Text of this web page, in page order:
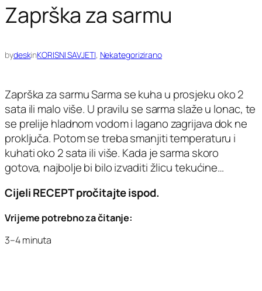
Zaprška za sarmu
bydeskinKORISNI SAVJETI, Nekategorizirano
Zaprška za sarmu Sarma se kuha u prosjeku oko 2
sata ili malo više. U pravilu se sarma slaže u lonac, te
se prelije hladnom vodom i lagano zagrijava dok ne
proključa. Potom se treba smanjiti temperaturu i
kuhati oko 2 sata ili više. Kada je sarma skoro
gotova, najbolje bi bilo izvaditi žlicu tekućine…
Cijeli RECEPT pročitajte ispod.
Vrijeme potrebno za čitanje:
3–4 minuta